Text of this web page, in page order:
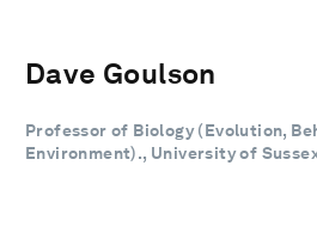
Dave Goulson
Professor of Biology (Evolution,
Environment)., University of